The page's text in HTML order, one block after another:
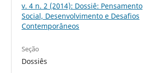
v. 4 n. 2 (2014): Dossiê: Pensamento
Social, Desenvolvimento e Desafios
Contemporâneos
Seção
Dossiês